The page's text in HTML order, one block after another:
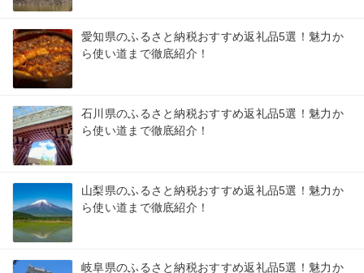
愛知県のふるさと納税おすすめ返礼品5選！魅力か
ら使い道まで徹底紹介！
石川県のふるさと納税おすすめ返礼品5選！魅力か
ら使い道まで徹底紹介！
山梨県のふるさと納税おすすめ返礼品5選！魅力か
ら使い道まで徹底紹介！
岐阜県のふるさと納税おすすめ返礼品5選！魅力か